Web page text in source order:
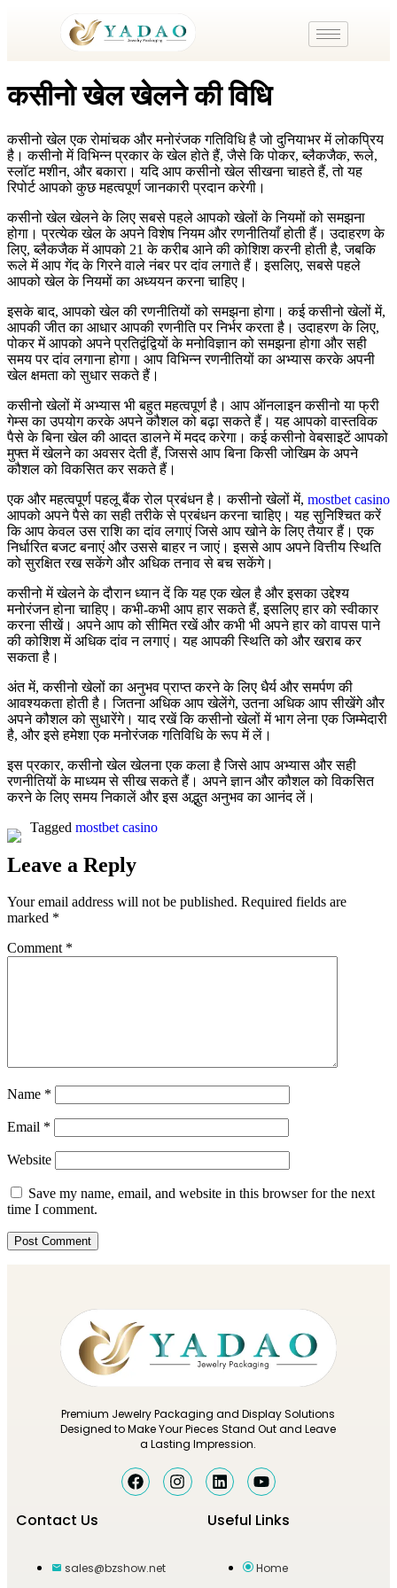
कसीनो खेल खेलने की विधि
कसीनो खेल एक रोमांचक और मनोरंजक गतिविधि है जो दुनियाभर में लोकप्रिय
है। कसीनो में विभिन्न प्रकार के खेल होते हैं, जैसे कि पोकर, ब्लैकजैक, रूले,
स्लॉट मशीन, और बकारा। यदि आप कसीनो खेल सीखना चाहते हैं, तो यह
रिपोर्ट आपको कुछ महत्वपूर्ण जानकारी प्रदान करेगी।
कसीनो खेल खेलने के लिए सबसे पहले आपको खेलों के नियमों को समझना
होगा। प्रत्येक खेल के अपने विशेष नियम और रणनीतियाँ होती हैं। उदाहरण के
लिए, ब्लैकजैक में आपको 21 के करीब आने की कोशिश करनी होती है, जबकि
रूले में आप गेंद के गिरने वाले नंबर पर दांव लगाते हैं। इसलिए, सबसे पहले
आपको खेल के नियमों का अध्ययन करना चाहिए।
इसके बाद, आपको खेल की रणनीतियों को समझना होगा। कई कसीनो खेलों में,
आपकी जीत का आधार आपकी रणनीति पर निर्भर करता है। उदाहरण के लिए,
पोकर में आपको अपने प्रतिद्वंद्वियों के मनोविज्ञान को समझना होगा और सही
समय पर दांव लगाना होगा। आप विभिन्न रणनीतियों का अभ्यास करके अपनी
खेल क्षमता को सुधार सकते हैं।
कसीनो खेलों में अभ्यास भी बहुत महत्वपूर्ण है। आप ऑनलाइन कसीनो या फ्री
गेम्स का उपयोग करके अपने कौशल को बढ़ा सकते हैं। यह आपको वास्तविक
पैसे के बिना खेल की आदत डालने में मदद करेगा। कई कसीनो वेबसाइटें आपको
मुफ्त में खेलने का अवसर देती हैं, जिससे आप बिना किसी जोखिम के अपने
कौशल को विकसित कर सकते हैं।
एक और महत्वपूर्ण पहलू बैंक रोल प्रबंधन है। कसीनो खेलों में, mostbet casino
आपको अपने पैसे का सही तरीके से प्रबंधन करना चाहिए। यह सुनिश्चित करें
कि आप केवल उस राशि का दांव लगाएं जिसे आप खोने के लिए तैयार हैं। एक
निर्धारित बजट बनाएं और उससे बाहर न जाएं। इससे आप अपने वित्तीय स्थिति
को सुरक्षित रख सकेंगे और अधिक तनाव से बच सकेंगे।
कसीनो में खेलने के दौरान ध्यान दें कि यह एक खेल है और इसका उद्देश्य
मनोरंजन होना चाहिए। कभी-कभी आप हार सकते हैं, इसलिए हार को स्वीकार
करना सीखें। अपने आप को सीमित रखें और कभी भी अपने हार को वापस पाने
की कोशिश में अधिक दांव न लगाएं। यह आपकी स्थिति को और खराब कर
सकता है।
अंत में, कसीनो खेलों का अनुभव प्राप्त करने के लिए धैर्य और समर्पण की
आवश्यकता होती है। जितना अधिक आप खेलेंगे, उतना अधिक आप सीखेंगे और
अपने कौशल को सुधारेंगे। याद रखें कि कसीनो खेलों में भाग लेना एक जिम्मेदारी
है, और इसे हमेशा एक मनोरंजक गतिविधि के रूप में लें।
इस प्रकार, कसीनो खेल खेलना एक कला है जिसे आप अभ्यास और सही
रणनीतियों के माध्यम से सीख सकते हैं। अपने ज्ञान और कौशल को विकसित
करने के लिए समय निकालें और इस अद्भुत अनुभव का आनंद लें।
Tagged mostbet casino
Leave a Reply
Your email address will not be published. Required fields are
marked *
Comment *
Name *
Email *
Website
Save my name, email, and website in this browser for the next
time I comment.
Premium Jewelry Packaging and Display Solutions
Designed to Make Your Pieces Stand Out and Leave
a Lasting Impression.
Contact Us
sales@bzshow.net
Useful Links
Home